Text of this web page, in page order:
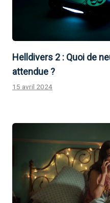
Helldivers 2 : Quoi de
attendue ?
15 avril 2024